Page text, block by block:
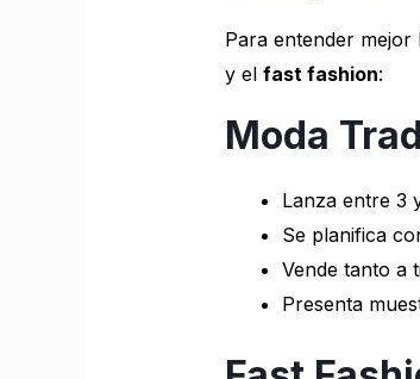
Para entender
y el fast fashion:
Moda
Lanza entre 3
Se planifica
Vende tanto a
Presenta